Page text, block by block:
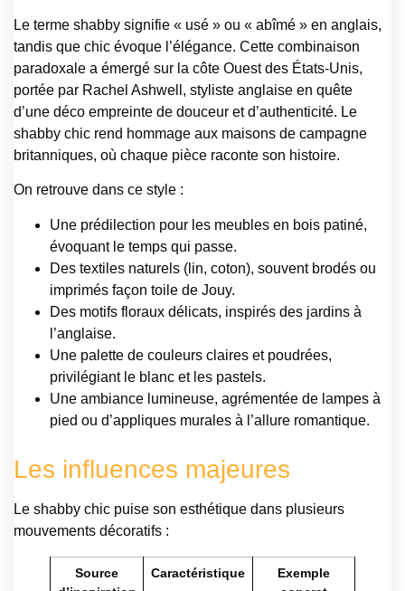
Le terme shabby signifie « usé » ou « abîmé » en anglais,
tandis que chic évoque l’élégance. Cette combinaison
paradoxale a émergé sur la côte Ouest des États-Unis,
portée par Rachel Ashwell, styliste anglaise en quête
d’une déco empreinte de douceur et d’authenticité. Le
shabby chic rend hommage aux maisons de campagne
britanniques, où chaque pièce raconte son histoire.
On retrouve dans ce style :
Une prédilection pour les meubles en bois patiné,
évoquant le temps qui passe.
Des textiles naturels (lin, coton), souvent brodés ou
imprimés façon toile de Jouy.
Des motifs floraux délicats, inspirés des jardins à
l’anglaise.
Une palette de couleurs claires et poudrées,
privilégiant le blanc et les pastels.
Une ambiance lumineuse, agrémentée de lampes à
pied ou d’appliques murales à l’allure romantique.
Les influences majeures
Le shabby chic puise son esthétique dans plusieurs
mouvements décoratifs :
Source
Caractéristique
Exemple